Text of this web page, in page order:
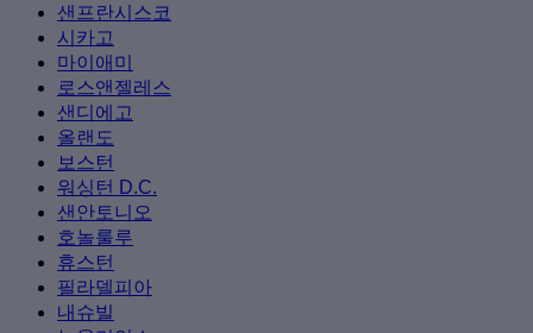
샌프란시스코
시카고
마이애미
로스앤젤레스
샌디에고
올랜도
보스턴
워싱턴 D.C.
샌안토니오
호놀룰루
휴스턴
필라델피아
내슈빌